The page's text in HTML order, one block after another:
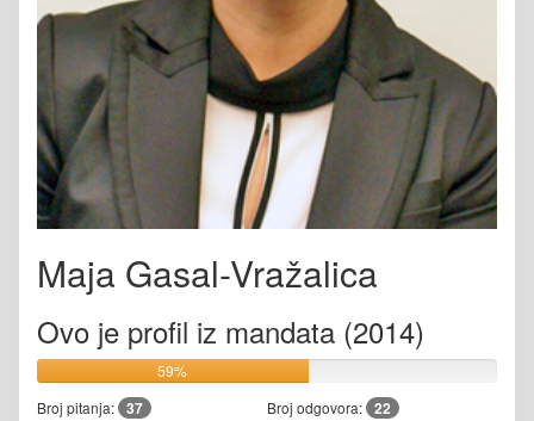
Maja Gasal-Vražalica
Ovo je profil iz mandata (2014)
59%
Broj pitanja: 37 Broj odgovora: 22